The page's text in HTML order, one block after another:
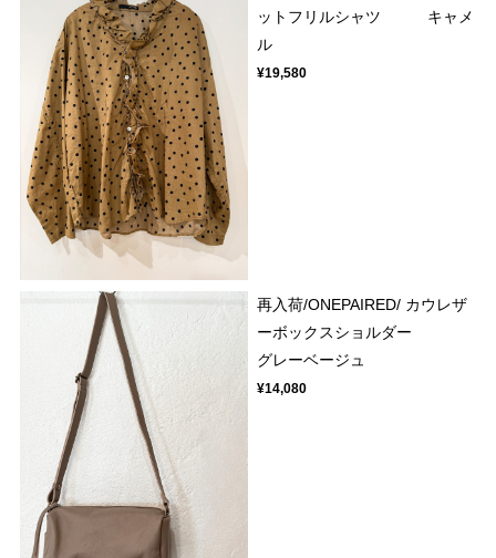
ットフリルシャツ キャメ
ル
¥19,580
再入荷/ONEPAIRED/ カウレザ
ーボックスショルダー
グレーベージュ
¥14,080